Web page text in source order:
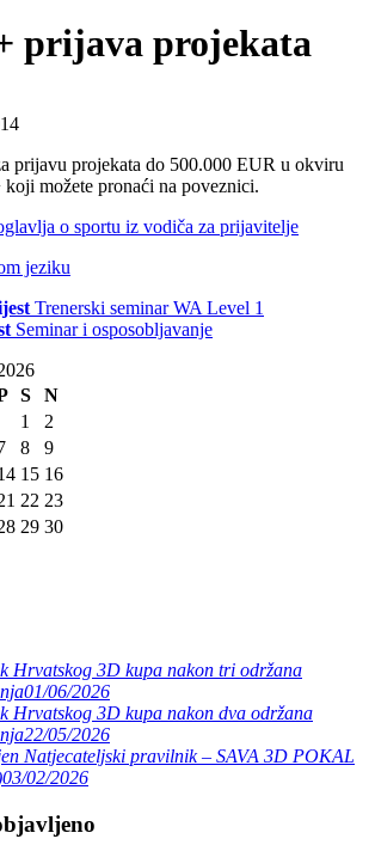
prijava projekata
prijavu projekata do 500.000 EUR u okviru
koji možete pronaći na poveznici.
o sportu iz vodiča za prijavitelje
jeziku
Trenerski seminar WA Level 1
Seminar i osposobljavanje
S
N
1
2
8
9
15 16
22 23
29 30
Hrvatskog 3D kupa nakon tri održana
01/06/2026
Hrvatskog 3D kupa nakon dva održana
22/05/2026
Natjecateljski pravilnik – SAVA 3D POKAL
03/02/2026